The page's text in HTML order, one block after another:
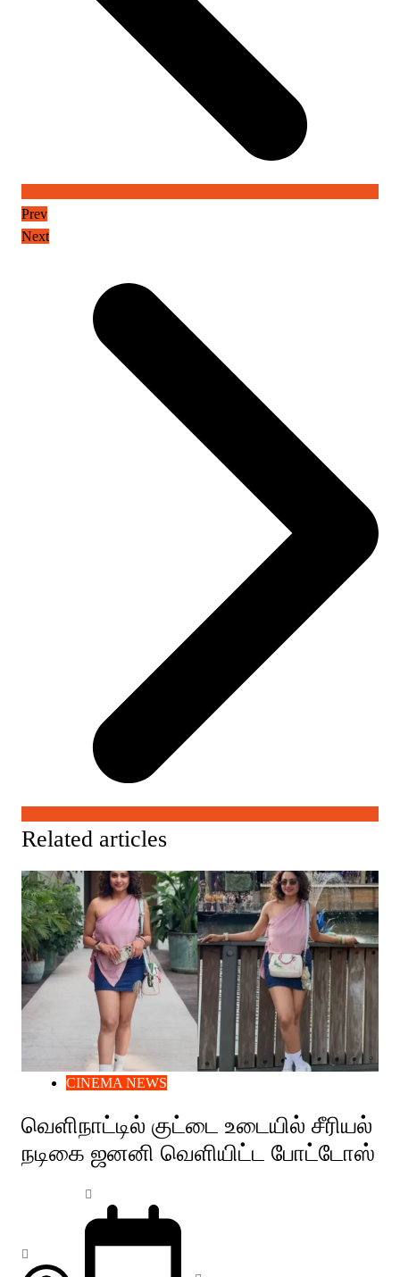
Prev
Next
Related articles
CINEMA NEWS
வெளிநாட்டில் குட்டை உடையில் சீரியல்
நடிகை ஜனனி வெளியிட்ட போட்டோஸ்